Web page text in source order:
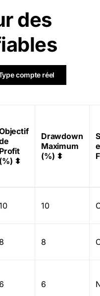
des
compte réel
Profit
(%) ⬍
Drawdown
Maximum
(%) ⬍
10
8 8
6 6